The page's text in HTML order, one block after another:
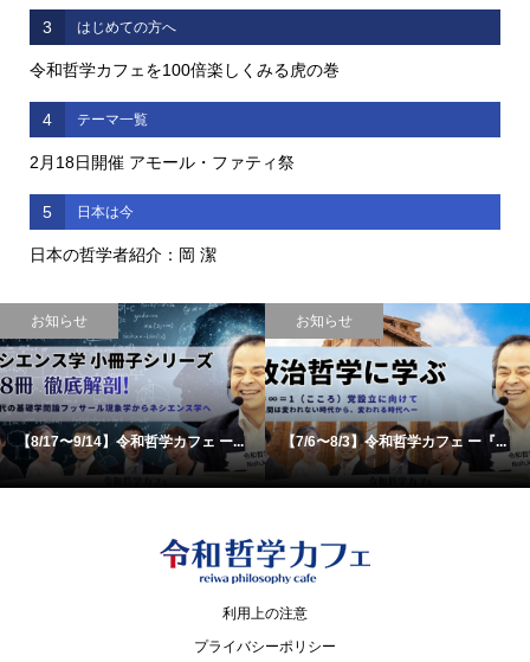
3 はじめての方へ
令和哲学カフェを100倍楽しくみる虎の巻
4 テーマ一覧
2月18日開催 アモール・ファティ祭
5 日本は今
日本の哲学者紹介：岡 潔
お知らせ
【8/17〜9/14】令和哲学カフェ ー...
お知らせ
【7/6〜8/3】令和哲学カフェ ー『...
利用上の注意
プライバシーポリシー